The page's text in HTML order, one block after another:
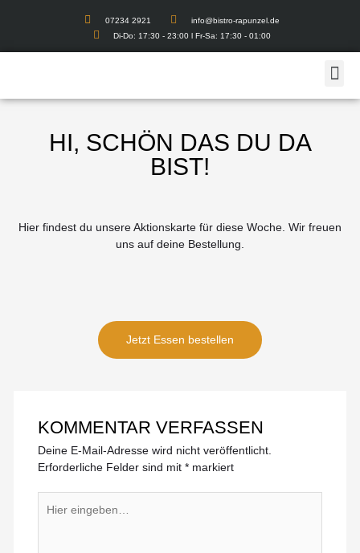
07234 2921
info@bistro-rapunzel.de
Di-Do: 17:30 - 23:00 l Fr-Sa: 17:30 - 01:00
HI, SCHÖN DAS DU DA
BIST!
Hier findest du unsere Aktionskarte für diese Woche. Wir freuen
uns auf deine Bestellung.
Jetzt Essen bestellen
KOMMENTAR VERFASSEN
Deine E-Mail-Adresse wird nicht veröffentlicht.
Erforderliche Felder sind mit *markiert